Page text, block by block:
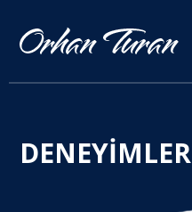
DENEYİMLER